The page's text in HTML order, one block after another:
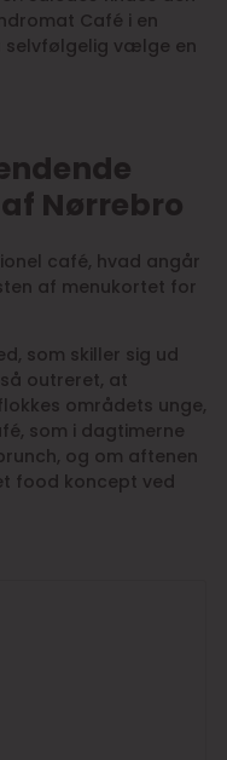
Café i en
selvfølgelig vælge en
Nørrebro
café, hvad angår
af menukortet for
som skiller sig ud
outreret, at
områdets unge,
som i dagtimerne
og om aftenen
food koncept ved